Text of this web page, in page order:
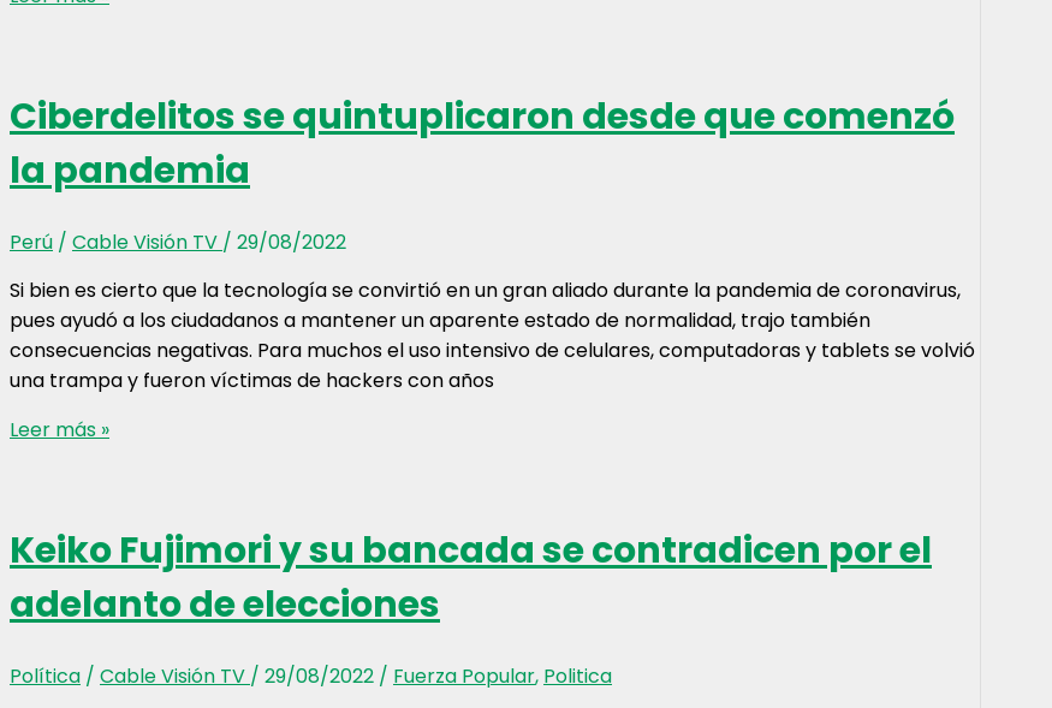
un
asesinó
dos
en
un
supermercado
de
Oregon
Ciberdelitos se quintuplicaron desde que comenzó
la pandemia
Perú / Cable Visión TV / 29/08/2022
Si bien es cierto que la tecnología se convirtió en un gran aliado durante la pandemia de coronavirus,
pues ayudó a los ciudadanos a mantener un aparente estado de normalidad, trajo también
consecuencias negativas. Para muchos el uso intensivo de celulares, computadoras y tablets se volvió
una trampa y fueron víctimas de hackers con años
Ciberdelitos
que
la
Leer más »
Keiko Fujimori y su bancada se contradicen por el
adelanto de elecciones
Política / Cable Visión TV / 29/08/2022 / Fuerza Popular, Politica